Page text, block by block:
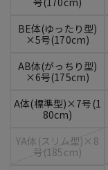
BE体(ゆったり型)
×5号(170cm)
AB体(がっちり型)
×6号(175cm)
A体(標準型)×7号(1
80cm)
YA体(スリム型)×8
号(185cm)